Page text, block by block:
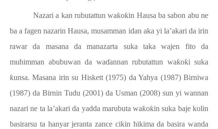
Nazari a kan rubutattun waƙoƙin Hausa ba sabon abu ne
ba a fagen nazarin Hausa, musamman idan aka yi la’akari da irin
rawar da masana da manazarta suka taka wajen fito da
muhimman abubuwan da waɗannan rubutattun waƙoƙi suka
ƙunsa. Masana irin su Hiskett (1975) da Yahya (1987) Birniwa
(1987) da Birnin Tudu (2001) da Usman (2008) sun yi wannan
nazari ne ta la’akari da yadda marubuta waƙoƙin suka baje kolin
basirarsu ta hanyar jeranta zance cikin hikima da basira wanda